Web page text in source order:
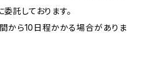
託しております。
から10日程かかる場合がありま